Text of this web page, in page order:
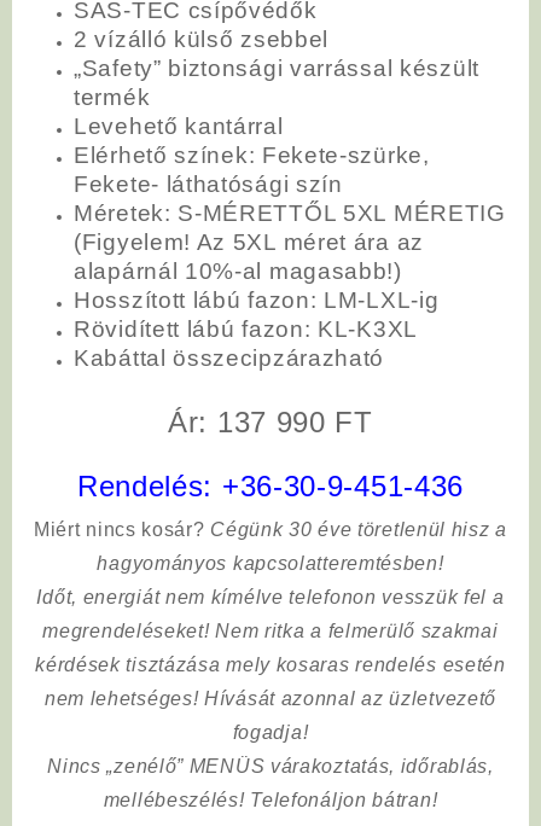
SAS-TEC csípővédők
2 vízálló külső zsebbel
„Safety” biztonsági varrással készült
termék
Levehető kantárral
Elérhető színek: Fekete-szürke,
Fekete- láthatósági szín
Méretek: S-MÉRETTŐL 5XL MÉRETIG
(Figyelem! Az 5XL méret ára az
alapárnál 10%-al magasabb!)
Hosszított lábú fazon: LM-LXL-ig
Rövidített lábú fazon: KL-K3XL
Kabáttal összecipzárazható
Ár: 137 990 FT
Rendelés: +36-30-9-451-436
Miért nincs kosár? Cégünk 30 éve töretlenül hisz a
hagyományos kapcsolatteremtésben!
Időt, energiát nem kímélvetelefonon vesszük fel a
megrendeléseket! Nem ritka a felmerülő szakmai
kérdések tisztázása mely kosaras rendelés esetén
nem lehetséges! Hívását azonnal az üzletvezető
fogadja!
Nincs „zenélő” MENÜS várakoztatás, időrablás,
mellébeszélés! Telefonáljon bátran!